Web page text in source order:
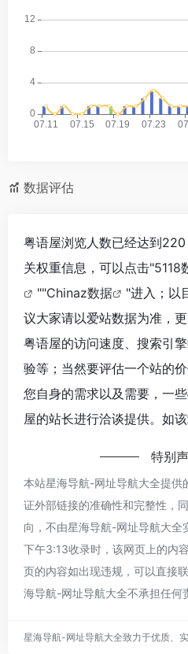
数据评估
粤语屋浏览人数已经达到
关权重信息，可以点击"5118
""Chinaz数据
"进入；以
议大家请以爱站数据为准，
粤语屋的访问速度、搜索引
验等；当然要评估一个站的
您自身的需求以及需要，一
屋的站长进行洽谈提供。如
特别
本站星海导航-网址导航大全提供
证外部链接的准确性和完整性，
向，不由星海导航-网址导航大
下午3:13收录时，该网页上的内
页的内容如出现违规，可以直接
海导航-网址导航大全不承担任何
星海导航-网址导航大全致力于优质、